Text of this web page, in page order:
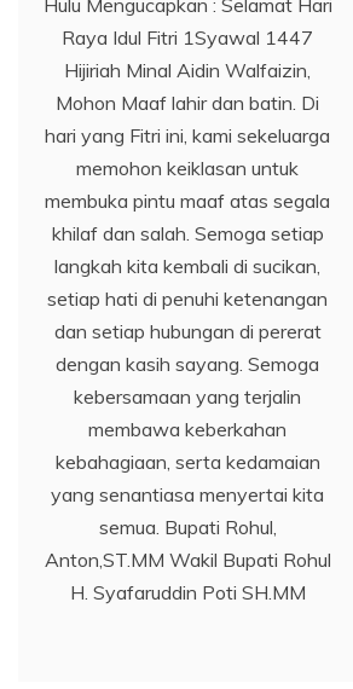
Hulu Mengucapkan : Selamat Hari
Raya Idul Fitri 1Syawal 1447
Hijiriah Minal Aidin Walfaizin,
Mohon Maaf lahir dan batin. Di
hari yang Fitri ini, kami sekeluarga
memohon keiklasan untuk
membuka pintu maaf atas segala
khilaf dan salah. Semoga setiap
langkah kita kembali di sucikan,
setiap hati di penuhi ketenangan
dan setiap hubungan di pererat
dengan kasih sayang. Semoga
kebersamaan yang terjalin
membawa keberkahan
kebahagiaan, serta kedamaian
yang senantiasa menyertai kita
semua. Bupati Rohul,
Anton,ST.MM Wakil Bupati Rohul
H. Syafaruddin Poti SH.MM